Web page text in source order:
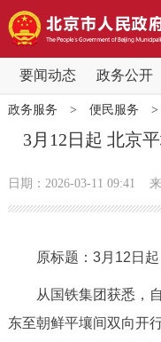
要闻动态 政务公开
要闻动态
党中央精神
政务公开
市领导
政务服务 > 便民服务
3月12日起 北京
日期：2026-03-11 09:41
原标题：3月12日起
从国铁集团获悉，自
东至朝鲜平壤间双向开